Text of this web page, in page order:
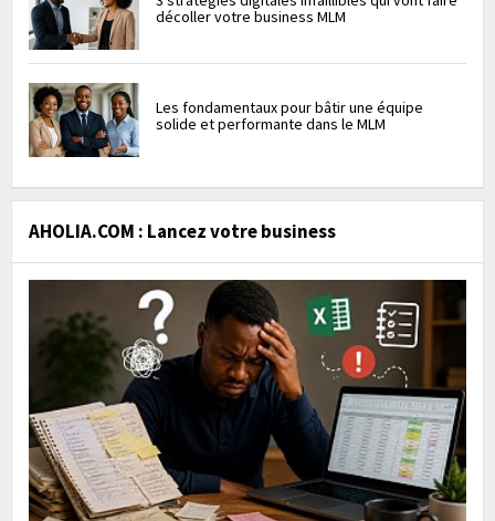
décoller votre business MLM
Les fondamentaux pour bâtir une équipe
solide et performante dans le MLM
AHOLIA.COM : Lancez votre business